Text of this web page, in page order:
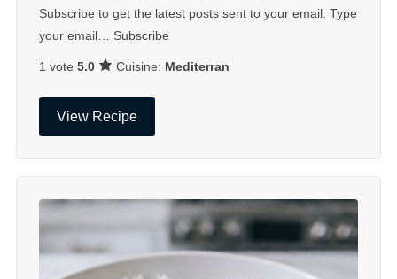
Subscribe to get the latest posts sent to your email. Type
your email… Subscribe
1 vote 5.0 Cuisine: Mediterran
View Recipe